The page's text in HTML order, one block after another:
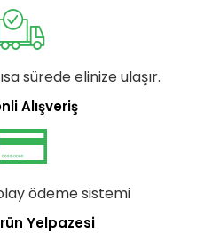
sürede elinize ulaşır.
Alışveriş
ödeme sistemi
Yelpazesi